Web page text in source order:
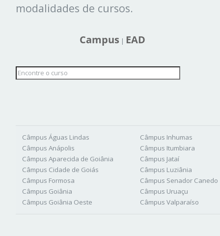
modalidades de cursos.
Campus | EAD
Câmpus Águas Lindas
Câmpus Anápolis
Câmpus Aparecida de Goiânia
Câmpus Cidade de Goiás
Câmpus Formosa
Câmpus Goiânia
Câmpus Goiânia Oeste
Câmpus Inhumas
Câmpus Itumbiara
Câmpus Jataí
Câmpus Luziânia
Câmpus Senador Canedo
Câmpus Uruaçu
Câmpus Valparaíso